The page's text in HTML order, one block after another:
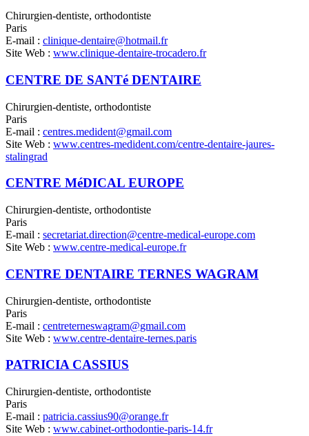
Chirurgien-dentiste, orthodontiste
Paris
E-mail : clinique-dentaire@hotmail.fr
Site Web : www.clinique-dentaire-trocadero.fr
CENTRE DE SANTé DENTAIRE
Chirurgien-dentiste, orthodontiste
Paris
E-mail : centres.medident@gmail.com
Site Web : www.centres-medident.com/centre-dentaire-jaures-
stalingrad
CENTRE MéDICAL EUROPE
Chirurgien-dentiste, orthodontiste
Paris
E-mail : secretariat.direction@centre-medical-europe.com
Site Web : www.centre-medical-europe.fr
CENTRE DENTAIRE TERNES WAGRAM
Chirurgien-dentiste, orthodontiste
Paris
E-mail : centreterneswagram@gmail.com
Site Web : www.centre-dentaire-ternes.paris
PATRICIA CASSIUS
Chirurgien-dentiste, orthodontiste
Paris
E-mail : patricia.cassius90@orange.fr
Site Web : www.cabinet-orthodontie-paris-14.fr